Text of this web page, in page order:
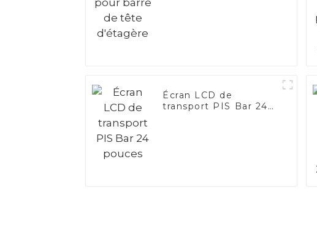
Écran LCD de
transport PIS Bar 24